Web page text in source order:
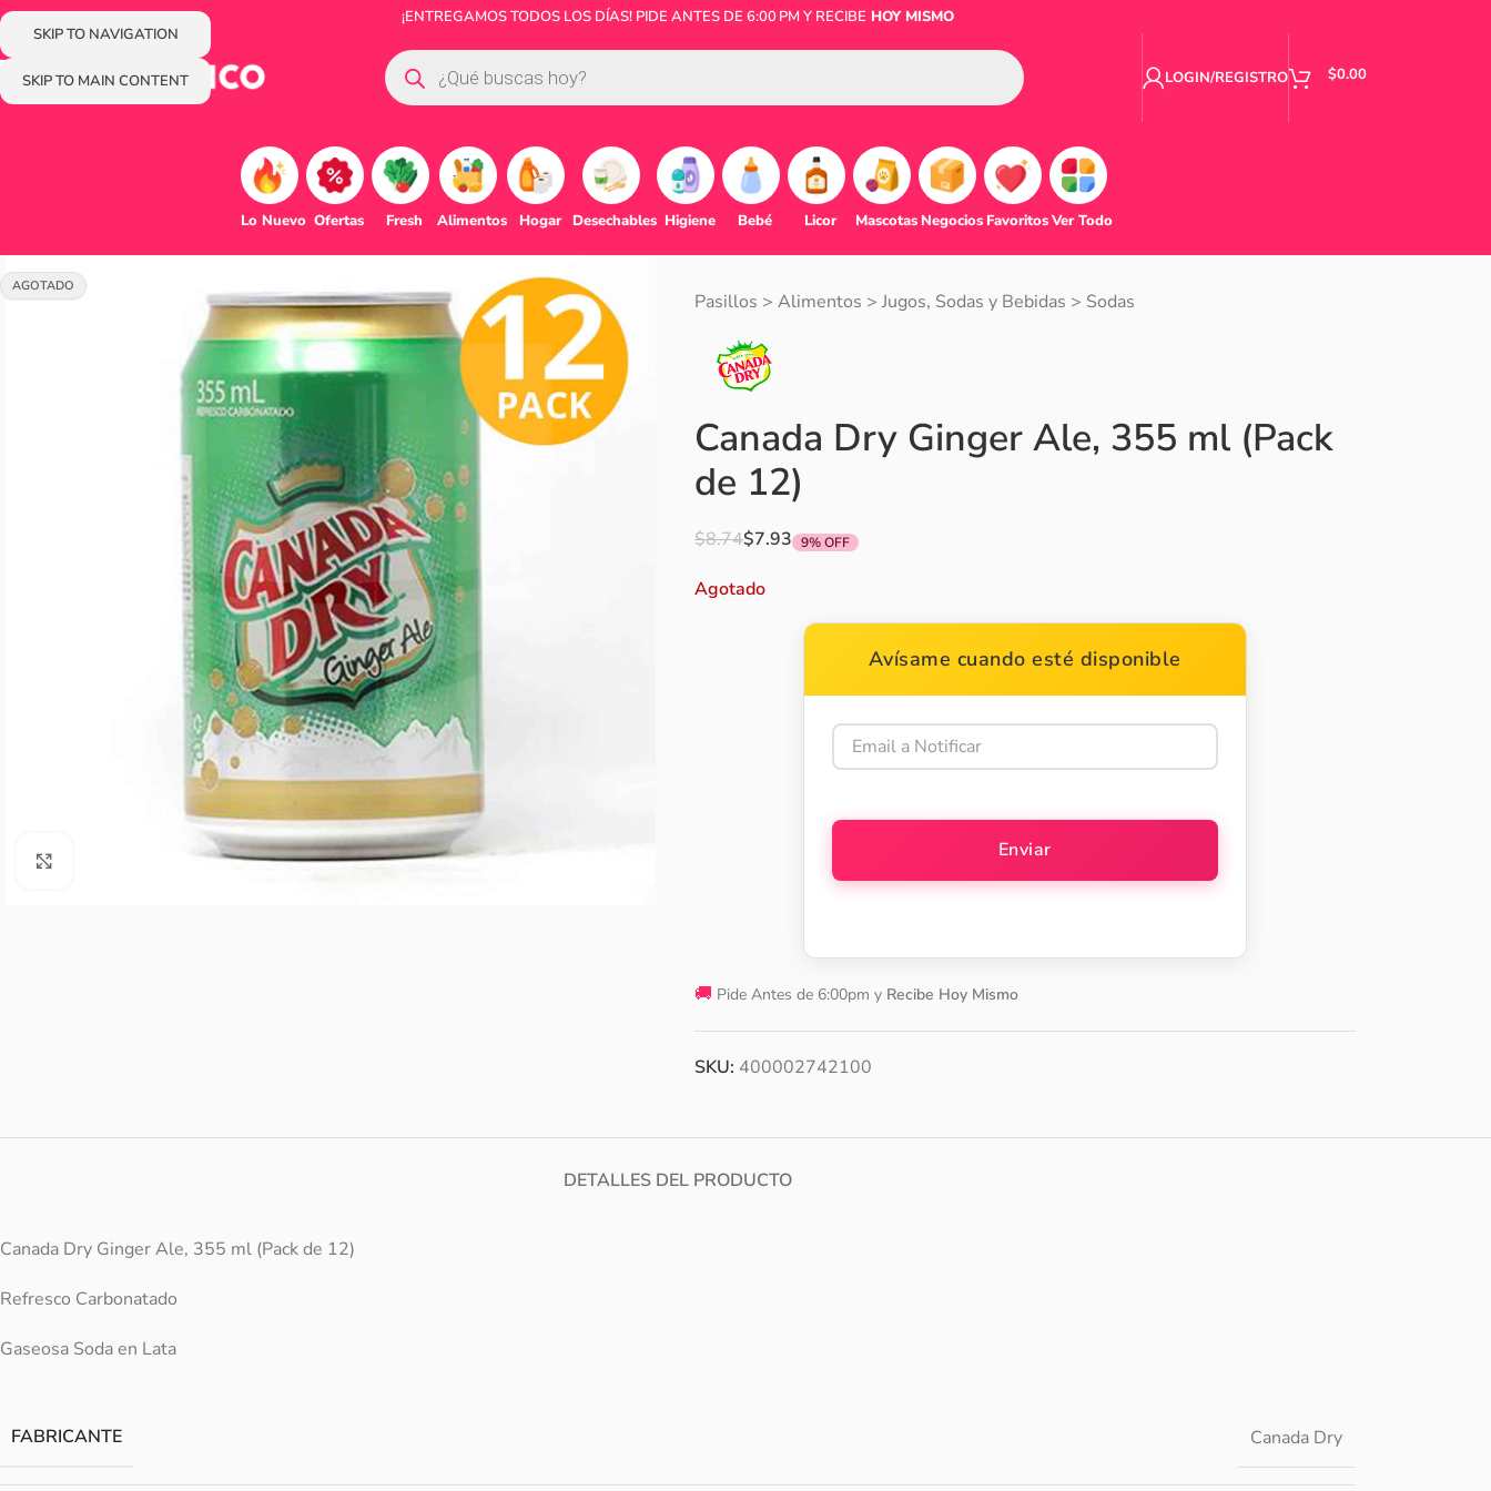
SKIP TO NAVIGATION
SKIP TO MAIN CONTENT
¡ENTREGAMOS TODOS LOS DÍAS! PIDE ANTES DE 6:00 PM Y RECIBE HOY MISMO
LOGIN/REGISTRO $0.00
Lo Nuevo Ofertas Fresh Alimentos Hogar Desechables Higiene Bebé Licor Mascotas Negocios FavoritosVer Todo
AGOTADO
Agrandar imagen
Pasillos > Alimentos > Jugos, Sodas y Bebidas > Sodas
Canada Dry Ginger Ale, 355 ml (Pack
de 12)
$8.74$7.93 9% OFF
Agotado
Avísame cuando esté disponible
🚚 Pide Antes de 6:00pm y Recibe Hoy Mismo
SKU: 400002742100
DETALLES DEL PRODUCTO
Canada Dry Ginger Ale, 355 ml (Pack de 12)
Refresco Carbonatado
Gaseosa Soda en Lata
FABRICANTE Canada Dry